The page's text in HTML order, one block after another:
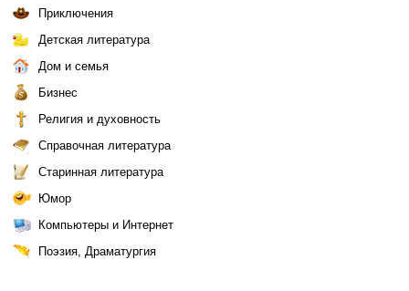
Приключения
Детская литература
Дом и семья
Бизнес
Религия и духовность
Справочная литература
Старинная литература
Юмор
Компьютеры и Интернет
Поэзия, Драматургия